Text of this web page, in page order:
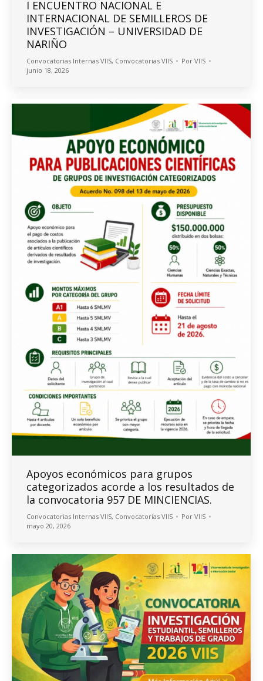
I ENCUENTRO NACIONAL E
INTERNACIONAL DE SEMILLEROS DE
INVESTIGACIÓN – UNIVERSIDAD DE
NARIÑO
Convocatorias Internas VIIS, Convocatorias VIIS Por VIIS
junio 18, 2026
Apoyos económicos para grupos
categorizados acorde a los resultados de
la convocatoria 957 DE MINCIENCIAS.
Convocatorias Internas VIIS, Convocatorias VIIS Por VIIS
mayo 20, 2026